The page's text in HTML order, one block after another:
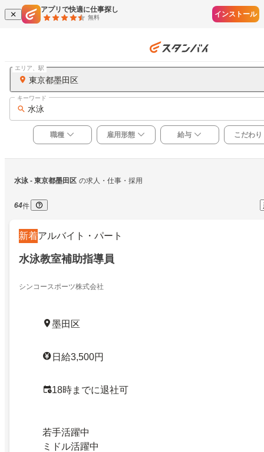
アプリで快適に仕事探し
無料 インストール
東京都墨田区
エリア、駅
水泳
キーワード
職種 雇用形態 給与 こだわり
水泳 - 東京都墨田区 の求人・仕事・採用
64件
新着アルバイト・パート
水泳教室補助指導員
シンコースポーツ株式会社
墨田区
日給3,500円
18時までに退社可
若手活躍中
ミドル活躍中